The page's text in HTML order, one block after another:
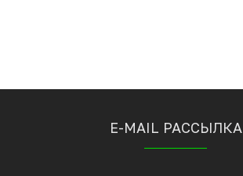
E-MAIL РАССЫЛКА